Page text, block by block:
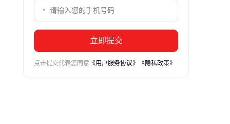
立即提交
点击提交代表您同意 《用户服务协议》 《隐私政策》